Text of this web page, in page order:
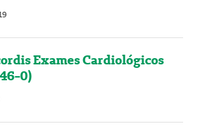
Exames Cardiológicos
0)